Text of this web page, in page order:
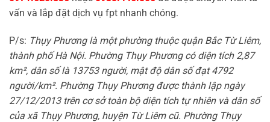
vấn và lắp đặt dịch vụ fpt nhanh chóng.
P/s: Thụy Phương là một phường thuộc quận Bắc Từ Liêm,
thành phố Hà Nội. Phường Thụy Phương có diện tích 2,87
km², dân số là 13753 người, mật độ dân số đạt 4792
người/km². Phường Thụy Phương được thành lập ngày
27/12/2013 trên cơ sở toàn bộ diện tích tự nhiên và dân số
của xã Thụy Phương, huyện Từ Liêm cũ. Phường Thụy